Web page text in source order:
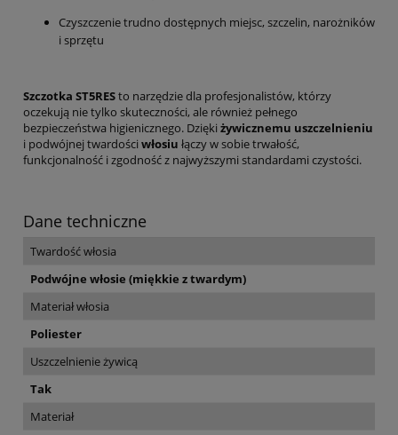
Czyszczenie trudno dostępnych miejsc, szczelin, narożników
i sprzętu
Szczotka ST5RESto narzędzie dla profesjonalistów, którzy
oczekują nie tylko skuteczności, ale również pełnego
bezpieczeństwa higienicznego. Dzięki żywicznemu uszczelnieniu
i podwójnej twardości włosiu łączy w sobie trwałość,
funkcjonalność i zgodność z najwyższymi standardami czystości.
Dane techniczne
Twardość włosia
Podwójne włosie (miękkie z twardym)
Materiał włosia
Poliester
Uszczelnienie żywicą
Tak
Materiał